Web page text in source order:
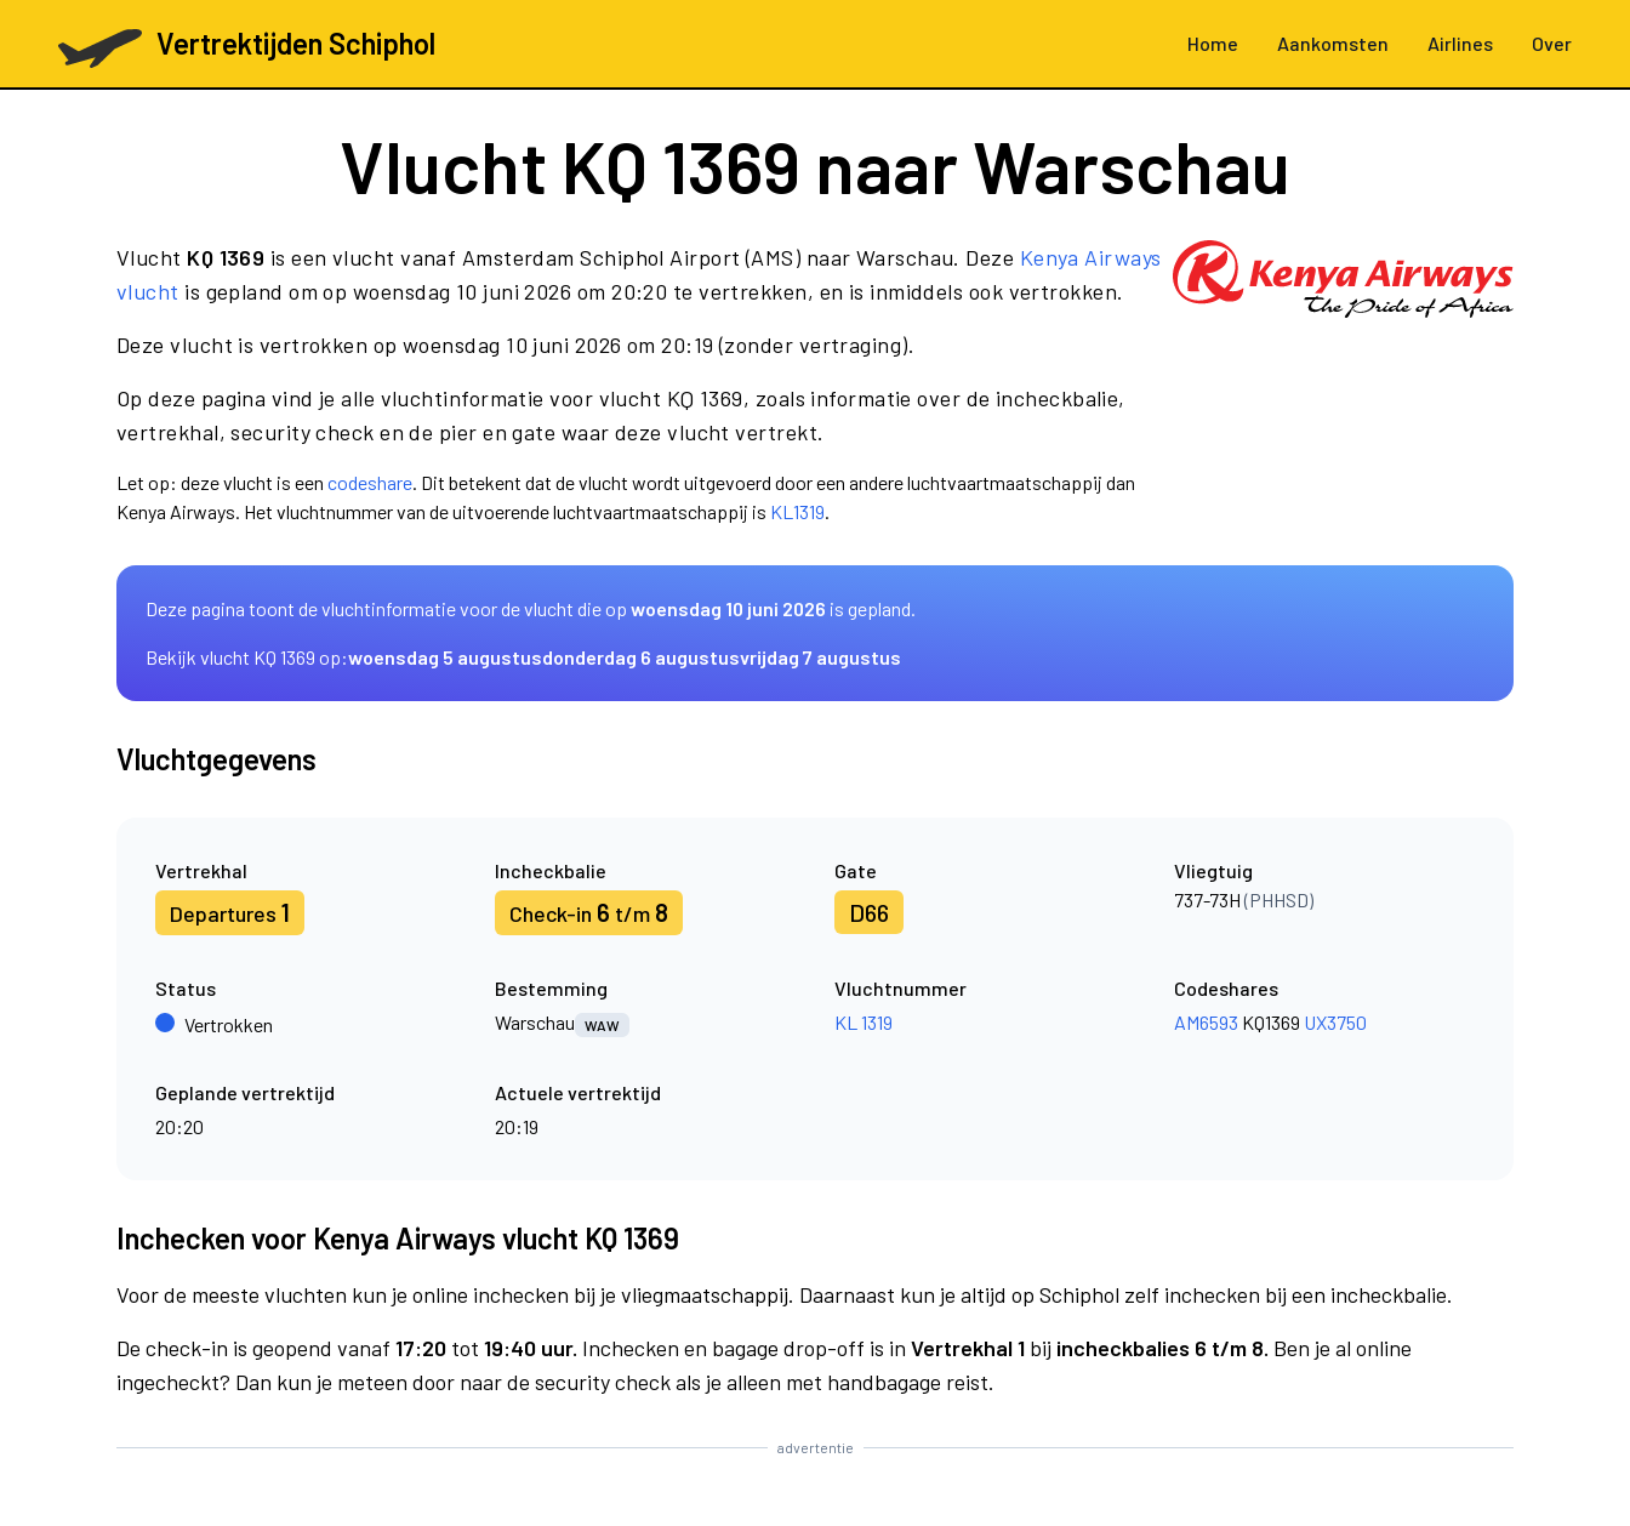
Vertrektijden Schiphol Home Aankomsten Airlines Over
Vlucht KQ 1369 naar Warschau
Vlucht KQ 1369 is een vlucht vanaf Amsterdam Schiphol Airport (AMS) naar Warschau. Deze Kenya Airways
vlucht is gepland om op woensdag 10 juni 2026 om 20:20 te vertrekken, en is inmiddels ook vertrokken.
Deze vlucht is vertrokken op woensdag 10 juni 2026 om 20:19 (zonder vertraging).
Op deze pagina vind je alle vluchtinformatie voor vlucht KQ 1369, zoals informatie over de incheckbalie,
vertrekhal, security check en de pier en gate waar deze vlucht vertrekt.
Let op: deze vlucht is een codeshare. Dit betekent dat de vlucht wordt uitgevoerd door een andere luchtvaartmaatschappij dan
Kenya Airways. Het vluchtnummer van de uitvoerende luchtvaartmaatschappij is KL1319.
Deze pagina toont de vluchtinformatie voor de vlucht die op woensdag 10 juni 2026 is gepland.
Bekijk vlucht KQ 1369 op:woensdag 5 augustusdonderdag 6 augustusvrijdag 7 augustus
Vluchtgegevens
Vertrekhal
Departures 1
Incheckbalie
Check-in 6 t/m 8
Gate
D66
Vliegtuig
737-73H(PHHSD)
Status
Vertrokken
Bestemming
Warschau
WAW
Vluchtnummer
KL 1319
Codeshares
AM6593 KQ1369 UX3750
Geplande vertrektijd
20:20
Actuele vertrektijd
20:19
Inchecken voor Kenya Airways vlucht KQ 1369
Voor de meeste vluchten kun je online inchecken bij je vliegmaatschappij. Daarnaast kun je altijd op Schiphol zelf inchecken bij een incheckbalie.
De check-in is geopend vanaf 17:20 tot 19:40 uur. Inchecken en bagage drop-off is in Vertrekhal 1 bij incheckbalies 6 t/m 8. Ben je al online
ingecheckt? Dan kun je meteen door naar de security check als je alleen met handbagage reist.
advertentie